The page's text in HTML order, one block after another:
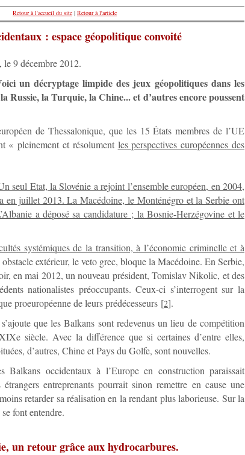
Retour à l'accueil du site | Retour à l'article
: espace géopolitique convoité
le 9 décembre 2012.
un décryptage limpide des jeux géopolitiques dans les
Russie, la Turquie, la Chine... et d’autres encore poussent
de Thessalonique, que les 15 États membres de l’UE
« pleinement et résolument les perspectives européennes des
seul Etat, la Slovénie a rejoint l’ensemble européen, en 2004,
en juillet 2013. La Macédoine, le Monténégro et la Serbie ont
a déposé sa candidature ; la Bosnie-Herzégovine et le
systémiques de la transition, à l’économie criminelle et à
extérieur, le veto grec, bloque la Macédoine. En Serbie,
en mai 2012, un nouveau président, Tomislav Nikolic, et des
nationalistes préoccupants. Ceux-ci s’interrogent sur la
proeuropéenne de leurs prédécesseurs [2].
que les Balkans sont redevenus un lieu de compétition
siècle. Avec la différence que si certaines d’entre elles,
d’autres, Chine et Pays du Golfe, sont nouvelles.
Balkans occidentaux à l’Europe en construction paraissait
étrangers entreprenants pourrait sinon remettre en cause une
retarder sa réalisation en la rendant plus laborieuse. Sur la
font entendre.
un retour grâce aux hydrocarbures.